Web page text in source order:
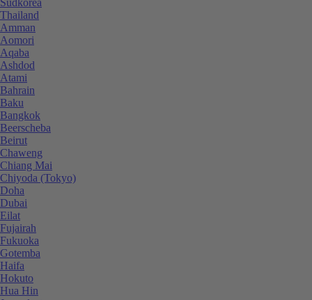
Thailand
Amman
Aomori
Aqaba
Ashdod
Atami
Bahrain
Baku
Bangkok
Beerscheba
Beirut
Chaweng
Chiang Mai
Chiyoda (Tokyo)
Doha
Dubai
Eilat
Fujairah
Fukuoka
Gotemba
Haifa
Hokuto
Hua Hin